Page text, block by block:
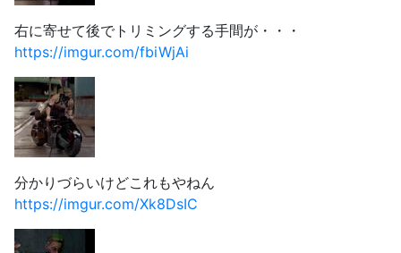
右に寄せて後でトリミングする手間が・・・
https://imgur.com/fbiWjAi
分かりづらいけどこれもやねん
https://imgur.com/Xk8DsIC